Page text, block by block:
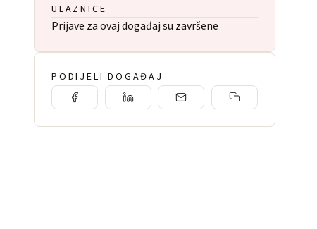
ULAZNICE
Prijave za ovaj događaj su završene
PODIJELI DOGAĐAJ